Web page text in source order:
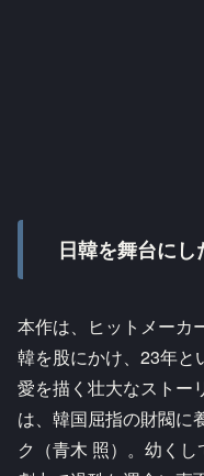
日韓を舞台に
本作は、ヒットメーカ
韓を股にかけ、23年と
愛を描く壮大なストー
は、韓国屈指の財閥に
ク（青木 照）。幼くし